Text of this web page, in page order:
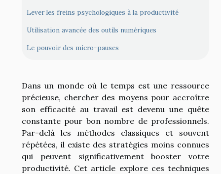
Lever les freins psychologiques à la productivité
Utilisation avancée des outils numériques
Le pouvoir des micro-pauses
Dans un monde où le temps est une ressource
précieuse, chercher des moyens pour accroître
son efficacité au travail est devenu une quête
constante pour bon nombre de professionnels.
Par-delà les méthodes classiques et souvent
répétées, il existe des stratégies moins connues
qui peuvent significativement booster votre
productivité. Cet article explore ces techniques